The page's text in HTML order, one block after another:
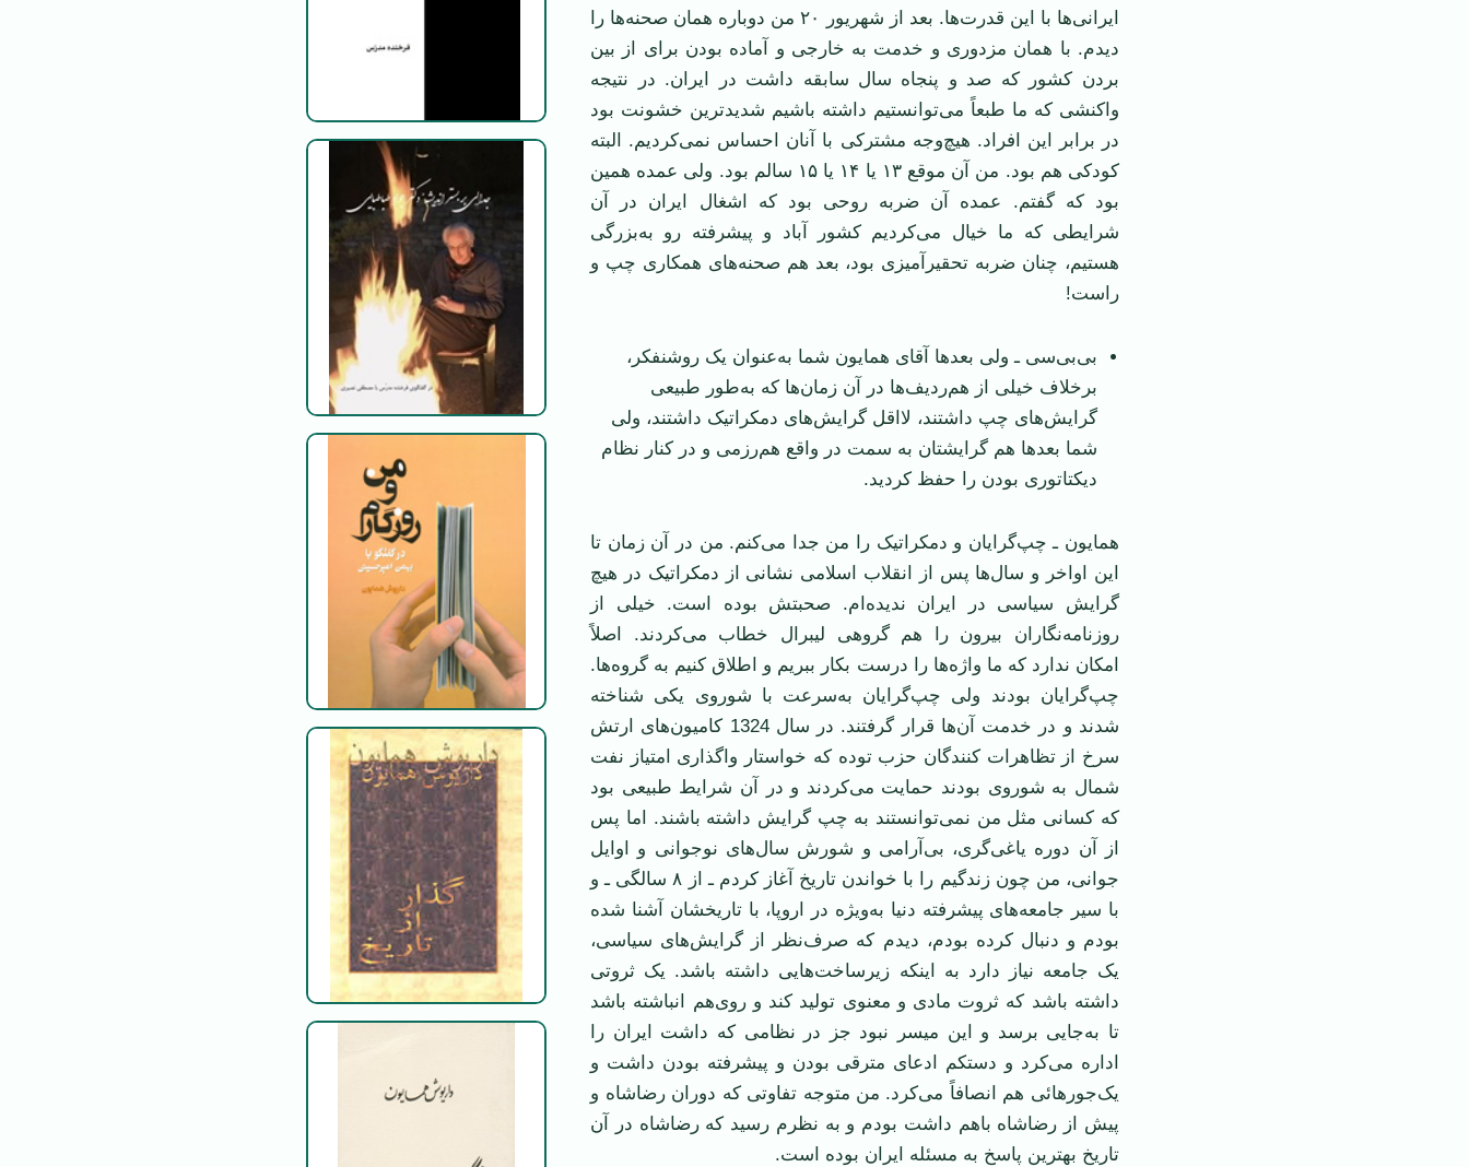
ایرانی‌ها با این قدرت‌ها. بعد از شهریور ۲۰ من دوباره‌‌ همان صحنه‌ها را
دیدم. با‌‌ همان مزدوری و خدمت به خارجی و آماده بودن برای از بین
بردن کشور که صد و پنجاه سال سابقه داشت در ایران. در نتیجه
واکنشی که ما طبعاً می‌توانستیم داشته باشیم شدید‌ترین خشونت بود
در برابر این افراد. هیچ‌وجه مشترکی با آنان احساس نمی‌کردیم. البته
کودکی هم بود. من آن موقع ۱۳ یا ۱۴ یا ۱۵ سالم بود. ولی عمده همین
بود که گفتم. عمده آن ضربه روحی بود که اشغال ایران در آن
شرایطی که ما خیال می‌کردیم کشور آباد و پیشرفته رو به‌بزرگی
هستیم، چنان ضربه تحقیرآمیزی بود، بعد هم صحنه‌های همکاری چپ و
راست!
بی‌بی‌سی ـ ولی بعد‌ها آقای همایون شما به‌عنوان یک روشنفکر،
برخلاف خیلی‌ از هم‌ردیف‌ها در آن زمان‌ها که به‌طور طبیعی
گرایش‌های چپ داشتند، لااقل گرایش‌های دمکراتیک داشتند، ولی
شما بعد‌ها هم گرایشتان به سمت در واقع هم‌رزمی و در کنار نظام
دیکتاتوری بودن را حفظ کردید.
همایون ـ چپ‌گرایان و دمکراتیک را من جدا می‌کنم. من در آن زمان تا
این اواخر و سال‌ها پس از انقلاب اسلامی نشانی از دمکراتیک در هیچ
گرایش سیاسی در ایران ندیده‌ام. صحبتش بوده است. خیلی از
روزنامه‌نگاران بیرون را هم گروهی لیبرال خطاب می‌کردند. اصلاً
امکان ندارد که ما واژه‌ها را درست بکار ببریم و اطلاق کنیم به گروه‌ها.
چپ‌گرایان بودند ولی چپ‌گرایان به‌سرعت با شوروی یکی شناخته
شدند و در خدمت آن‌ها قرار گرفتند. در سال 1324 کامیون‌های ارتش
سرخ از تظاهرات کنندگان حزب توده که خواستار واگذاری امتیاز نفت
شمال به شوروی بودند حمایت می‌کردند و در آن شرایط طبیعی بود
که کسانی مثل من نمی‌توانستند به چپ گرایش داشته باشند. اما پس
از آن دوره یاغی‌گری، بی‌آرامی و شورش سال‌های نوجوانی و اوایل
جوانی، من چون زندگیم را با خواندن تاریخ آغاز کردم ـ از ۸ سالگی ـ و
با سیر جامعه‌های پیشرفته دنیا به‌ویژه در اروپا، با تاریخشان آشنا شده
بودم و دنبال کرده بودم، دیدم که صرف‌نظر از گرایش‌های سیاسی،
یک جامعه نیاز دارد به اینکه زیرساخت‌هایی داشته باشد. یک ثروتی
داشته باشد که ثروت مادی و معنوی تولید کند و روی‌هم انباشته باشد
تا به‌جایی برسد و این میسر نبود جز در نظامی که داشت ایران را
اداره می‌کرد و دستکم ادعای مترقی بودن و پیشرفته بودن داشت و
یک‌جورهائی هم انصافاً می‌کرد. من متوجه تفاوتی که دوران رضاشاه و
پیش از رضاشاه باهم داشت بودم و به نظرم رسید که رضاشاه در آن
تاریخ بهترین پاسخ به مسئله ایران بوده است.